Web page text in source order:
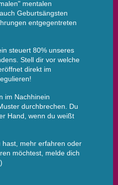
mentalen
Geburtsängsten
entgegentreten
steuert 80% unseres
Stell dir vor welche
direkt im
im Nachhinein
durchbrechen. Du
Hand, wenn du weißt
mehr erfahren oder
möchtest, melde dich
)